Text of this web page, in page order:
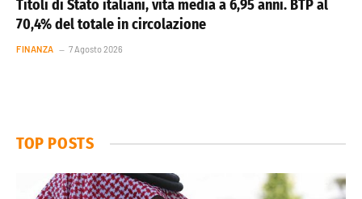
Titoli di Stato italiani, vita media a 6,95 anni. BTP al
70,4% del totale in circolazione
FINANZA 7 Agosto 2026
TOP POSTS